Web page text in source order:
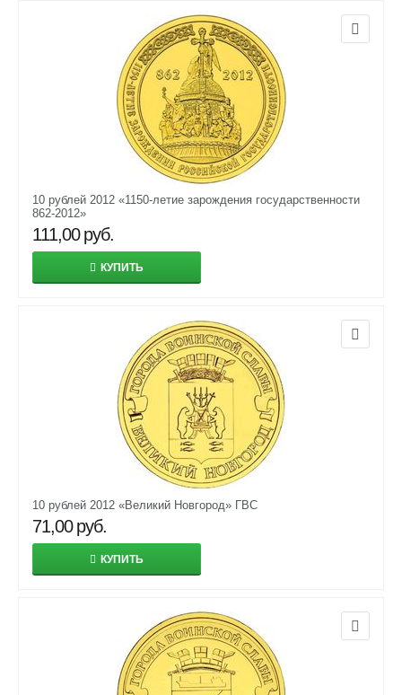
10 рублей 2012 «1150-летие зарождения государственности
862-2012»
111,00 руб.
КУПИТЬ
10 рублей 2012 «Великий Новгород» ГВС
71,00 руб.
КУПИТЬ